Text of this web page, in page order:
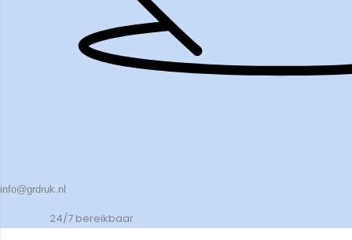
info@grdruk.nl
24/7 bereikbaar